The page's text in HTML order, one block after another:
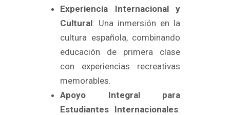
Experiencia Internacional y
Cultural: Una inmersión en la
cultura española, combinando
educación de primera clase
con experiencias recreativas
memorables.
Apoyo Integral para
Estudiantes Internacionales: